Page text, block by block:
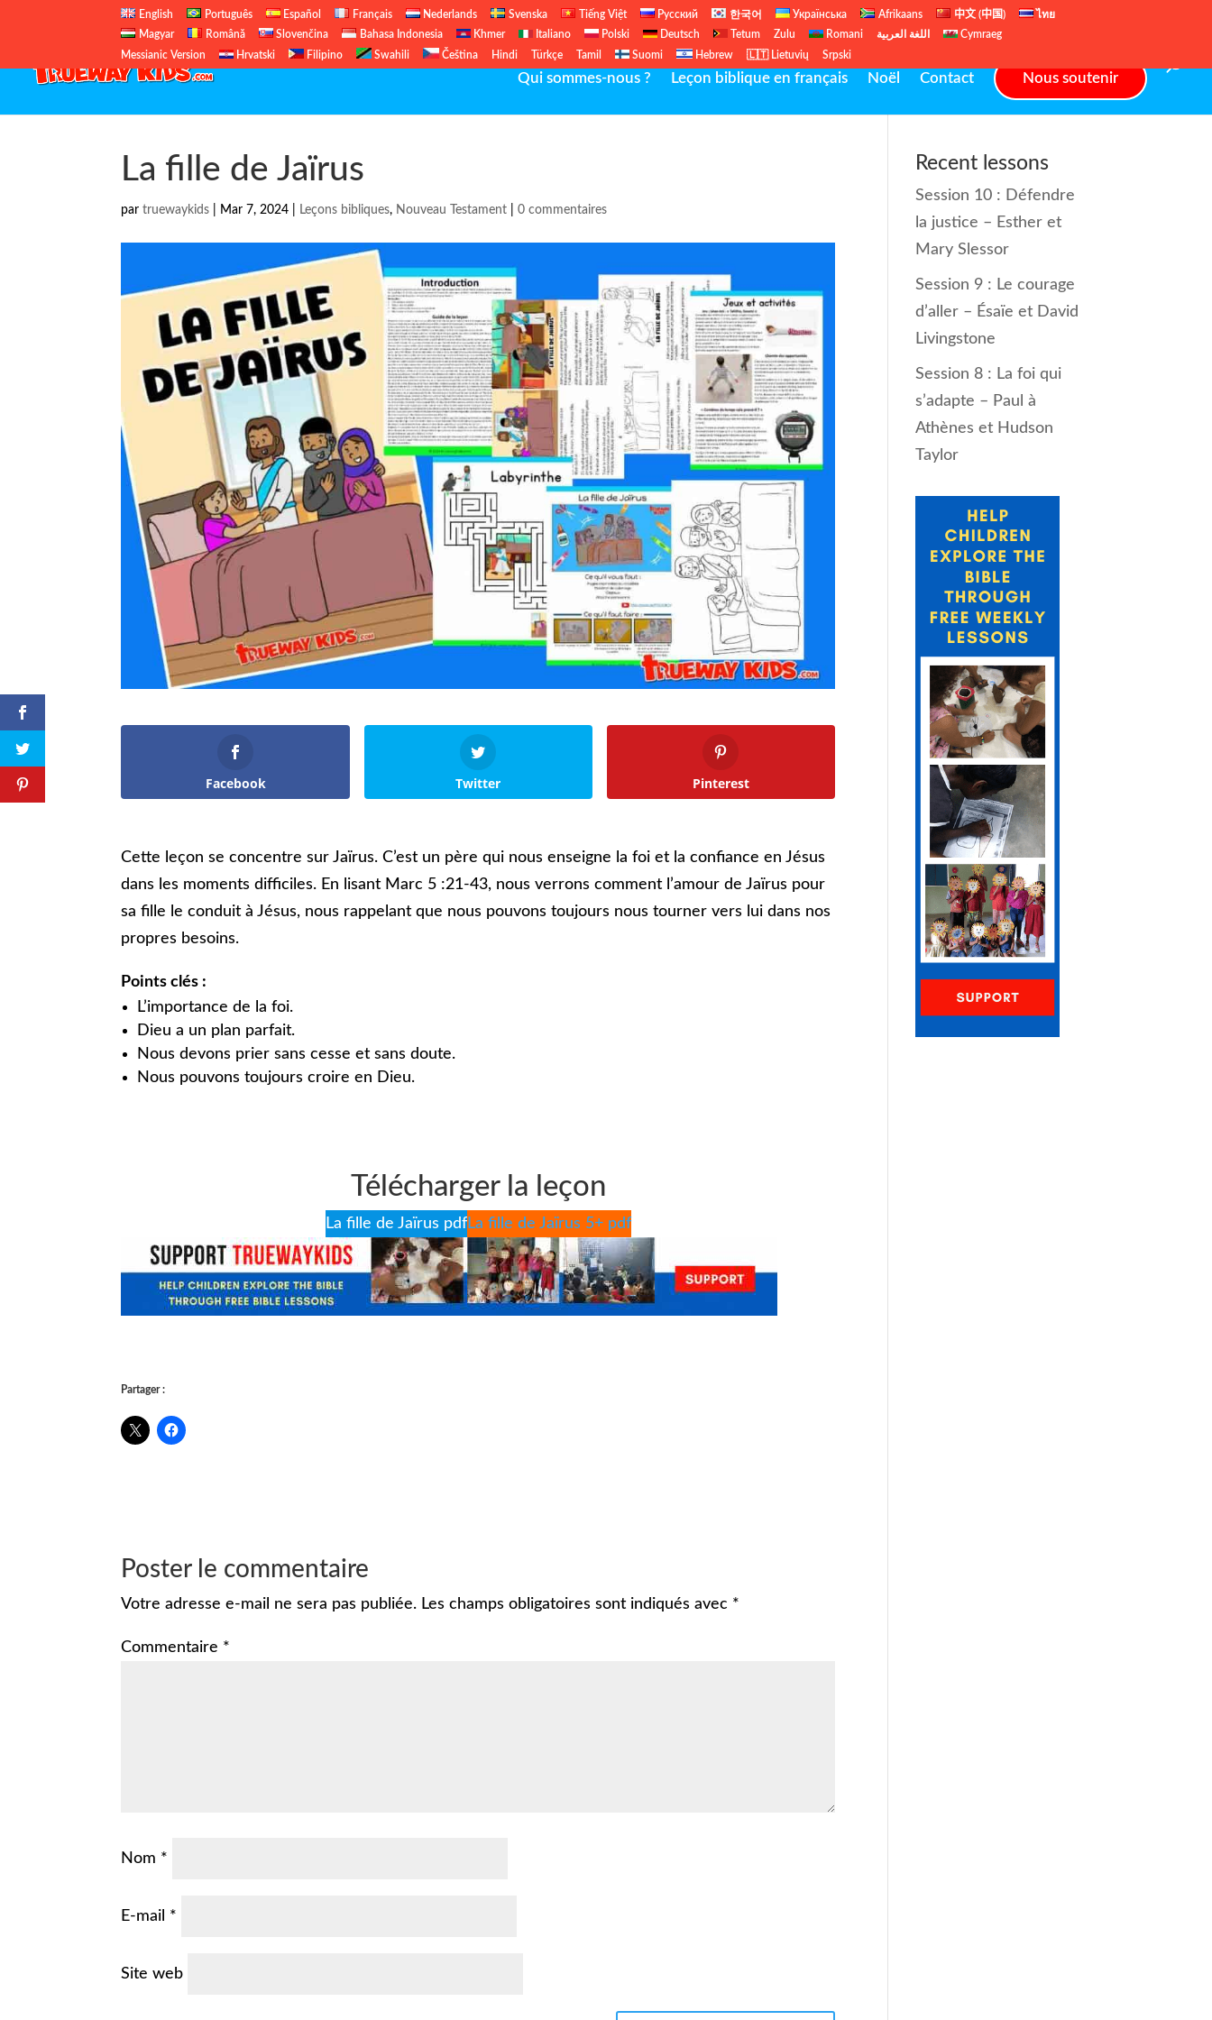
English Português Español Français Nederlands Svenska Tiếng Việt Русский 한국어 Українська Afrikaans 中文 (中国)
ไทย
Magyar
Română Slovenčina Bahasa Indonesia Khmer Italiano Polski Deutsch Tetum Zulu Romani اللغة العربية
Cymraeg
Messianic Version
Hrvatski Filipino Swahili Čeština Hindi Türkçe Tamil Suomi Hebrew 🇱🇹 Lietuvių Srpski
Qui sommes-nous ? Leçon biblique en français Noël Contact Nous soutenir
La fille de Jaïrus
partruewaykids Mar 7, 2024 Leçons bibliques, Nouveau Testament |0 commentaires
Facebook Twitter Pinterest
Cette leçon se concentre sur Jaïrus. C’est un père qui nous enseigne la foi et la confiance en Jésus
dans les moments difficiles. En lisant Marc 5 :21-43, nous verrons comment l’amour de Jaïrus pour
sa fille le conduit à Jésus, nous rappelant que nous pouvons toujours nous tourner vers lui dans nos
propres besoins.
Points clés :
L’importance de la foi.
Dieu a un plan parfait.
Nous devons prier sans cesse et sans doute.
Nous pouvons toujours croire en Dieu.
Télécharger la leçon
La fille de Jaïrus pdfLa fille de Jaïrus 5+ pdf
Partager :
Poster le commentaire
Votre adresse e-mail ne sera pas publiée. Les champs obligatoires sont indiqués avec *
Commentaire *
Nom *
E-mail *
Site web
Recent lessons
Session 10 : Défendre
la justice – Esther et
Mary Slessor
Session 9 : Le courage
d’aller – Ésaïe et David
Livingstone
Session 8 : La foi qui
s’adapte – Paul à
Athènes et Hudson
Taylor